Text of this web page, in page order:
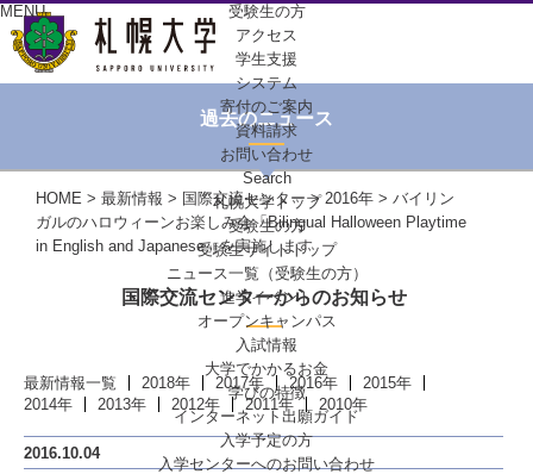
MENU
受験生の方
アクセス
学生支援
システム
寄付のご案内
資料請求
お問い合わせ
Search
札幌大学トップ
受験生の方
受験生サイトトップ
ニュース一覧（受験生の方）
進学イベント
オープンキャンパス
入試情報
大学でかかるお金
学びの特徴
インターネット出願ガイド
入学予定の方
入学センターへのお問い合わせ
過去のニュース
HOME > 最新情報 > 国際交流センター>2016年 > バイリン
ガルのハロウィーンお楽しみ会「Bilingual Halloween Playtime
in English and Japanese」を実施します
国際交流センターからのお知らせ
最新情報一覧 2018年 2017年 2016年
2015年
2014年
2013年 2012年 2011年 2010年
2016.10.04